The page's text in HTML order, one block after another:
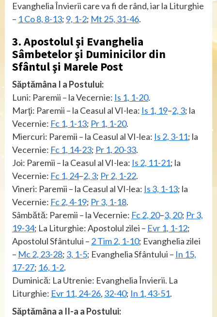
Evanghelia Învierii care va fi de rând, iar la Liturghie
– 1 Co 8, 8-13; 9, 1-2; Mt 25, 31-46.
3. Apostolul şi Evanghelia
Sâmbetelor şi Duminicilor din
Sfântul şi Marele Post
Săptămâna I a Postului:
Luni: Paremii – la Vecernie: Is 1, 1-20.
Marţi: Paremii – la Ceasul al VI-lea: Is 1, 19–2, 3; la
Vecernie: Fc 1, 1-13; Pr 1, 1-20.
Miercuri: Paremii – la Ceasul al VI-lea: Is 2, 3-11; la
Vecernie: Fc 1, 14-23; Pr 1, 20-33.
Joi: Paremii – la Ceasul al VI-lea: Is 2, 11-21; la
Vecernie: Fc 1, 24–2, 3; Pr 2, 1-22.
Vineri: Paremii – la Ceasul al VI-lea: Is 3, 1-13; la
Vecernie: Fc 2, 4-19; Pr 3, 1-18.
Sâmbătă: Paremii – la Vecernie: Fc 2, 20–3, 20; Pr 3,
19-34; La Liturghie: Apostolul zilei – Evr 1, 1-12;
Apostolul Sfântului – 2 Tim 2, 1-10; Evanghelia zilei
– Mc 2, 23-28; 3, 1-5; Evanghelia Sfântului – In 15,
17-27; 16, 1-2.
Duminică: La Utrenie: Evanghelia Învierii. La
Liturghie: Evr 11, 24-26, 32-40; In 1, 43-51.
Săptămâna a II-a a Postului: